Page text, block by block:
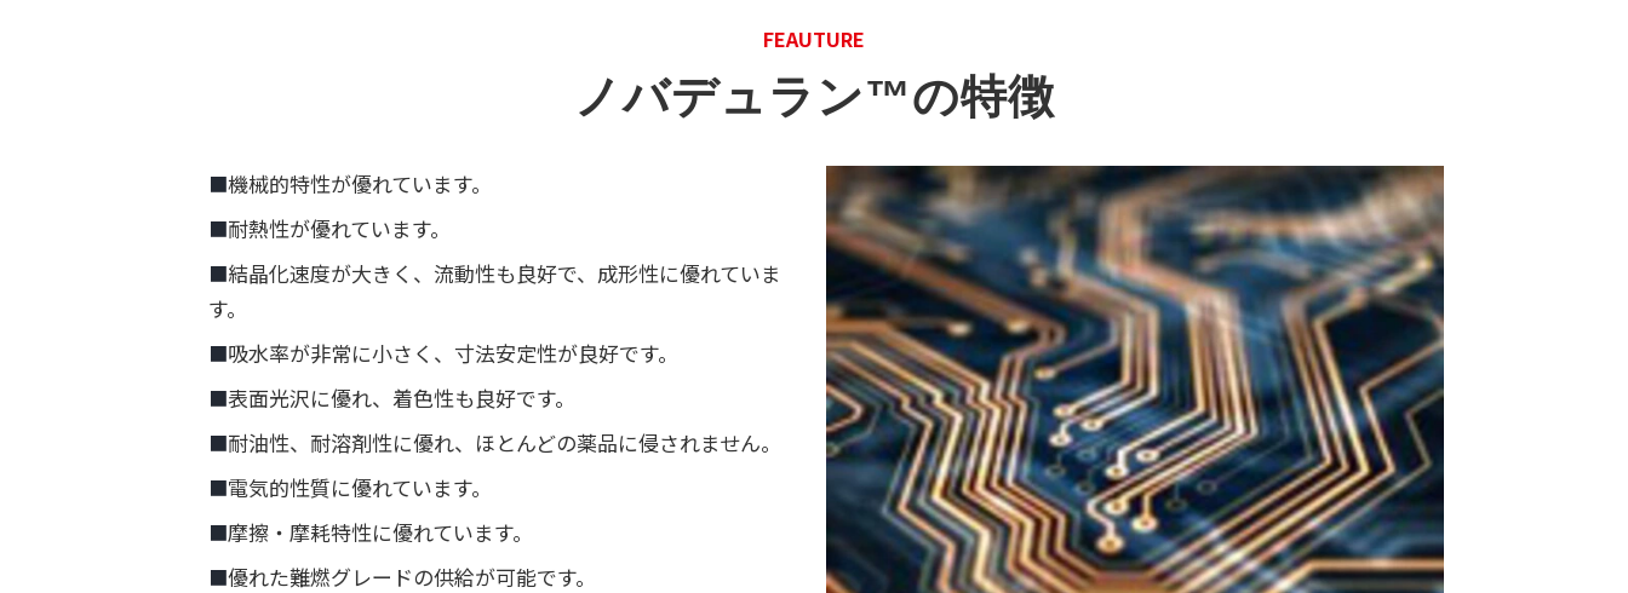
FEAUTURE
ノバデュラン™の特徴
■機械的特性が優れています。
■耐熱性が優れています。
■結晶化速度が大きく、流動性も良好で、成形性に優れていま
す。
■吸水率が非常に小さく、寸法安定性が良好です。
■表面光沢に優れ、着色性も良好です。
■耐油性、耐溶剤性に優れ、ほとんどの薬品に侵されません。
■電気的性質に優れています。
■摩擦・摩耗特性に優れています。
■優れた難燃グレードの供給が可能です。